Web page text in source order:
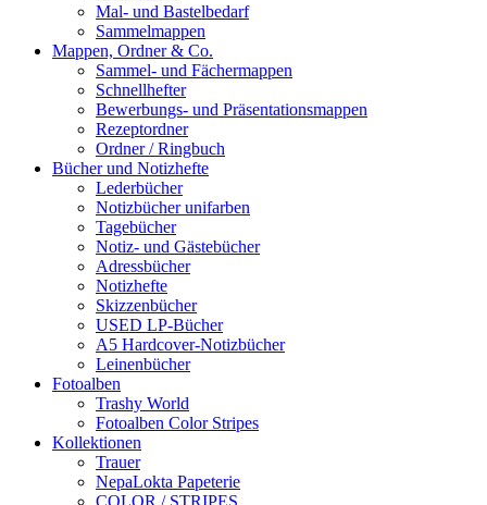
Mal- und Bastelbedarf
Sammelmappen
Mappen, Ordner & Co.
Sammel- und Fächermappen
Schnellhefter
Bewerbungs- und Präsentationsmappen
Rezeptordner
Ordner / Ringbuch
Bücher und Notizhefte
Lederbücher
Notizbücher unifarben
Tagebücher
Notiz- und Gästebücher
Adressbücher
Notizhefte
Skizzenbücher
USED LP-Bücher
A5 Hardcover-Notizbücher
Leinenbücher
Fotoalben
Trashy World
Fotoalben Color Stripes
Kollektionen
Trauer
NepaLokta Papeterie